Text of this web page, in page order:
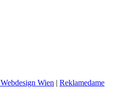
Webdesign Wien | Reklamedame